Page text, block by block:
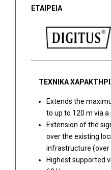
ΕΤΑΙΡΕΙΑ
ΤΕΧΝΙΚΑ
Extends the
to up to 120 m via
Extension of the
over the existing
infrastructure (over
Highest supported